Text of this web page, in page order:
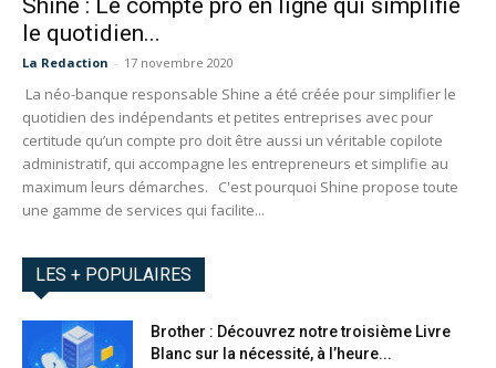
Shine : Le compte pro en ligne qui simplifie
le quotidien...
La Redaction - 17 novembre 2020
La néo-banque responsable Shine a été créée pour simplifier le
quotidien des indépendants et petites entreprises avec pour
certitude qu’un compte pro doit être aussi un véritable copilote
administratif, qui accompagne les entrepreneurs et simplifie au
maximum leurs démarches. C'est pourquoi Shine propose toute
une gamme de services qui facilite...
LES + POPULAIRES
Brother : Découvrez notre troisième Livre
Blanc sur la nécessité, à l’heure...